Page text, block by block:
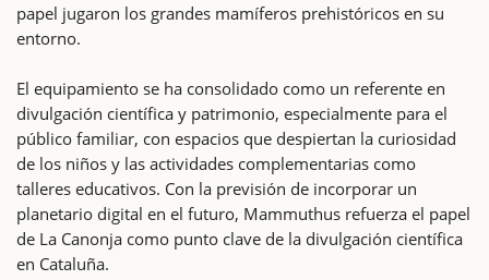
papel jugaron los grandes mamíferos prehistóricos en su
entorno.
El equipamiento se ha consolidado como un referente en
divulgación científica y patrimonio, especialmente para el
público familiar, con espacios que despiertan la curiosidad
de los niños y las actividades complementarias como
talleres educativos. Con la previsión de incorporar un
planetario digital en el futuro, Mammuthus refuerza el papel
de La Canonja como punto clave de la divulgación científica
en Cataluña.